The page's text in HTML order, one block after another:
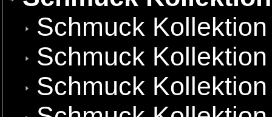
Schmuck
Schmuck
Schmuck